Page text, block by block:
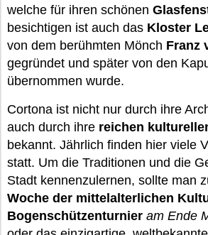
welche für ihren schönen
besichtigen ist auch das Kloster
von dem berühmten Mönch Franz
gegründet und später von den
übernommen wurde.
Cortona ist nicht nur durch ihre
auch durch ihre reichen
bekannt. Jährlich finden hier viele
statt. Um die Traditionen und die
Stadt kennenzulernen, sollte man
Woche der mittelalterlichen
Bogenschützenturnier am Ende